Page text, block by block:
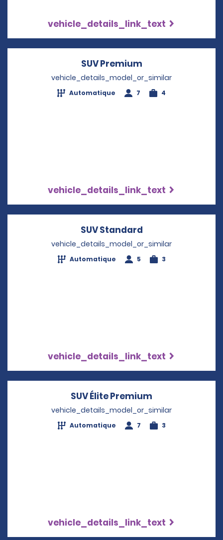
vehicle_details_link_text
SUV Premium
vehicle_details_model_or_similar
Automatique 7 4
vehicle_details_link_text
SUV Standard
vehicle_details_model_or_similar
Automatique 5 3
vehicle_details_link_text
SUV Élite Premium
vehicle_details_model_or_similar
Automatique 7 3
vehicle_details_link_text